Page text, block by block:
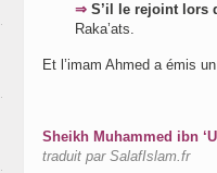
⇒ S’il le rejoint lors
Raka’ats.
Et l’imam Ahmed a émis
Sheikh Muhammed ibn
traduit par SalafIslam.fr